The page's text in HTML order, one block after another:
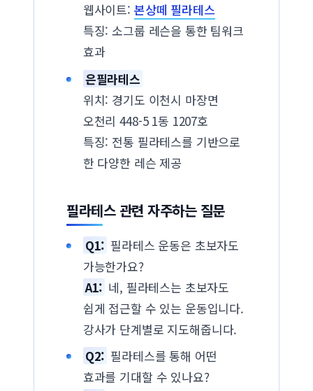
웹사이트: 본상떼 필라테스
특징: 소그룹 레슨을 통한 팀워크
효과
은필라테스
위치: 경기도 이천시 마장면
오천리 448-5 1동 1207호
특징: 전통 필라테스를 기반으로
한 다양한 레슨 제공
필라테스 관련 자주하는 질문
Q1: 필라테스 운동은 초보자도
가능한가요?
A1: 네, 필라테스는 초보자도
쉽게 접근할 수 있는 운동입니다.
강사가 단계별로 지도해줍니다.
Q2: 필라테스를 통해 어떤
효과를 기대할 수 있나요?